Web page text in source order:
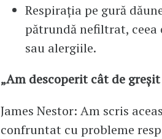
Respirația pe gură
pătrundă nefiltrat, ceea
sau alergiile.
„Am descoperit cât de
James Nestor: Am scris
confruntat cu probleme